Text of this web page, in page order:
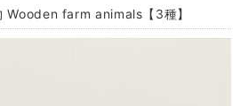
Wooden farm animals【3種】